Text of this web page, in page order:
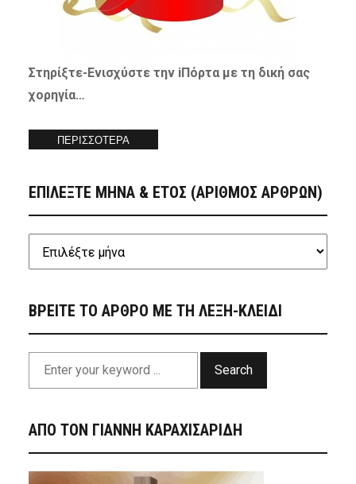
Στηρίξτε-Ενισχύστετην iΠόρτα με τη δική σας
χορηγία…
ΠΕΡΙΣΣΟΤΕΡΑ
ΕΠΙΛΕΞΤΕ ΜΗΝΑ & ΕΤΟΣ (ΑΡΙΘΜΟΣ ΑΡΘΡΩΝ)
ΒΡΕΙΤΕ ΤΟ ΑΡΘΡΟ ΜΕ ΤΗ ΛΕΞΗ-ΚΛΕΙΔΙ
Search
ΑΠΟ ΤΟΝ ΓΙΑΝΝΗ ΚΑΡΑΧΙΣΑΡΙΔΗ